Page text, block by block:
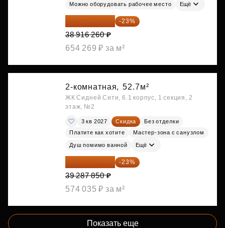
Можно оборудовать рабочее место Ещё
29 965 520 ₽ -23%
38 916 260 ₽
654 269 ₽ за м²
2-комнатная, 52.7м²
ЖК Сидней Сити, 6.1 корпус, 1 секция, 2
этаж, №2
3 кв 2027 Скидка
Без отделки
Платите как хотите
Мастер-зона с санузлом
Душ помимо ванной Ещё
30 251 645 ₽ -23%
39 287 850 ₽
574 035 ₽ за м²
Показать еще